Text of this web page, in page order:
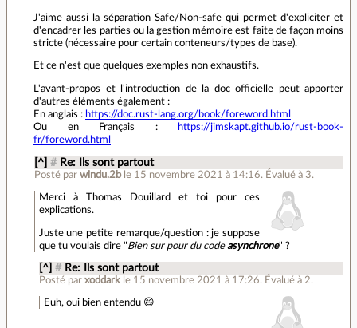
J'aime aussi la séparation Safe/Non-safe qui permet d'expliciter et
d'encadrer les parties ou la gestion mémoire est faite de façon moins
stricte (nécessaire pour certain conteneurs/types de base).
Et ce n'est que quelques exemples non exhaustifs.
L'avant-propos et l'introduction de la doc officielle peut apporter
d'autres éléments également :
En anglais : https://doc.rust-lang.org/book/foreword.html
Ou en Français :
https://jimskapt.github.io/rust-book-
fr/foreword.html
[^] # Re: Ils sont partout
Posté par windu.2b le 15 novembre 2021 à 14:16. Évalué à 3.
Merci à Thomas Douillard et toi pour ces
explications.
Juste une petite remarque/question : je suppose
que tu voulais dire "Bien sur pour du codeasynchrone" ?
[^] # Re: Ils sont partout
Posté par xoddark le 15 novembre 2021 à 17:26.Évalué à 2.
Euh, oui bien entendu 😄